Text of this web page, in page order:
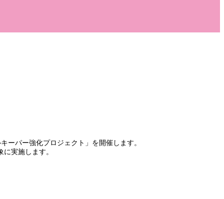
ーパー強化プロジェクト」を開催します。
実施します。